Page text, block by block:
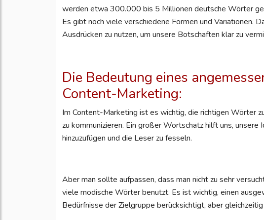
werden etwa 300.000 bis 5 Millionen deutsche Wörter
Es gibt noch viele verschiedene Formen und Variationen.
Ausdrücken zu nutzen, um unsere Botschaften klar zu
Die Bedeutung eines
Content-Marketing:
Im Content-Marketing ist es wichtig, die richtigen Wörter
zu kommunizieren. Ein großer Wortschatz hilft uns, unsere
hinzuzufügen und die Leser zu fesseln.
Aber man sollte aufpassen, dass man nicht zu sehr
viele modische Wörter benutzt. Es ist wichtig, einen
Bedürfnisse der Zielgruppe berücksichtigt, aber